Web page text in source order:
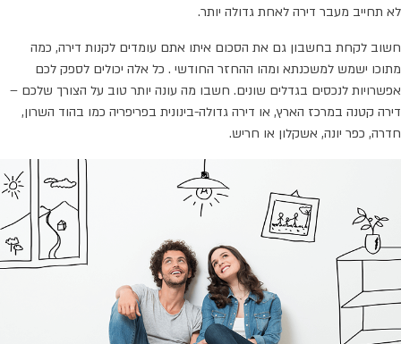
לא תחייב מעבר דירה לאחת גדולה יותר.
חשוב לקחת בחשבון גם את הסכום איתו אתם עומדים לקנות דירה, כמה
מתוכו ישמש למשכנתא ומהו ההחזר החודשי . כל אלה יכולים לספק לכם
אפשרויות לנכסים בגדלים שונים. חשבו מה עונה יותר טוב על הצורך שלכם –
דירה קטנה במרכז הארץ, או דירה גדולה-בינונית בפריפריה כמו בהוד השרון,
חדרה, כפר יונה, אשקלון או חריש.